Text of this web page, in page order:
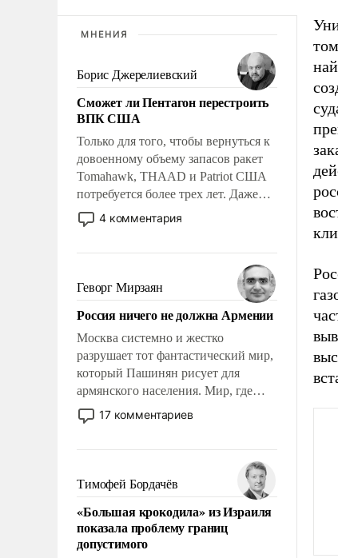
МНЕНИЯ
Борис Джерелиевский
Сможет ли Пентагон перестроить
ВПК США
Только для того, чтобы вернуться к
довоенному объему запасов ракет
Tomahawk, THAAD и Patriot США
потребуется более трех лет. Даже
небольшая война с Ираном
опустошила американские
уязвимости США, например, перед
Китаем.
4 комментария
Геворг Мирзаян
Россия ничего не должна Армении
Москва системно и жестко
разрушает тот фантастический мир,
который Пашинян рисует для
армянского населения. Мир, где
политические прожекты будут
безусловно оплачиваться за счет
где Еревану за свои поступки не
нужно отвечать.
17 комментариев
Тимофей Бордачёв
«Большая крокодила» из Израиля
показала проблему границ
допустимого